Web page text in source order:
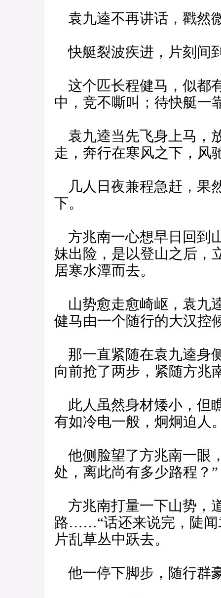
袁九逵不再讲话，戳然
快艇裂波疾进，片刻间
这个匹长程健马，似都
中，竞不嘶叫；待快艇一
袁九逵当先飞身上马，
走，奔行在寒风之下，风
几人日夜兼程急赶，果
下。
方兆南一心想早日回到
妹出险，是以登山之后，
居寒水潭而去。
山势愈走愈崎岖，袁九
健马由一个随行的大汉控
那一直紧随在袁九逵身
向前抢了两步，紧随方兆
此人虽然身材矮小，但
有如冷电一般，炯炯迫人
他侧脸望了方兆南一眼
处，离此尚有多少路程？”
方兆南打量一下山势，
路……“话还来说完，陡闻
片乱草丛中跃去。
他一停下脚步，随行群